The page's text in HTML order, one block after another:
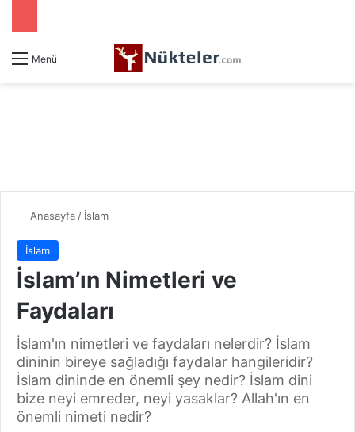
Menü
Anasayfa / İslam
İslam
İslam’ın Nimetleri ve
Faydaları
İslam'ın nimetleri ve faydaları nelerdir? İslam
dininin bireye sağladığı faydalar hangileridir?
İslam dininde en önemli şey nedir? İslam dini
bize neyi emreder, neyi yasaklar? Allah'ın en
önemli nimeti nedir?